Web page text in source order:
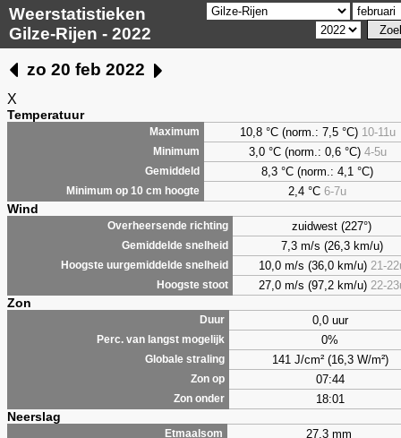
Weerstatistieken
Gilze-Rijen - 2022
zo 20 feb 2022
X
Temperatuur
Maximum 10,8 °C (norm.: 7,5 °C) 10-11u
Minimum 3,0°C (norm.: 0,6 °C) 4-5u
Gemiddeld 8,3 °C (norm.: 4,1 °C)
Minimum op 10 cm hoogte 2,4 °C 6-7u
Wind
Overheersende richting zuidwest (227°)
Gemiddelde snelheid 7,3 m/s (26,3 km/u)
Hoogste uurgemiddelde snelheid 10,0 m/s (36,0 km/u) 21-
Hoogste stoot 27,0 m/s (97,2 km/u) 22-
Zon
Duur 0,0 uur
Perc. van langst mogelijk 0%
Globale straling 141 J/cm² (16,3 W/m²)
Zon op 07:44
Zon onder 18:01
Neerslag
Etmaalsom 27,3 mm